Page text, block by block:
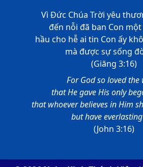
Vì Đức Chúa Trời yêu
đến nỗi đã ban Con một
hầu cho hễ ai tin Con ấy
mà được sự sống
(Giăng 3:16)
For God so loved the
that He gave His only
that whoever believes in Him
but have
(John 3:16)